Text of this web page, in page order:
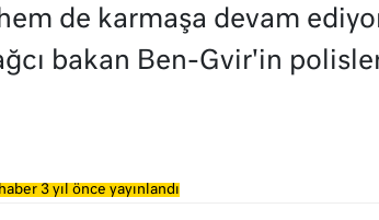
de karmaşa devam
bakan Ben-Gvir'in
3 yıl önce yayınlandı